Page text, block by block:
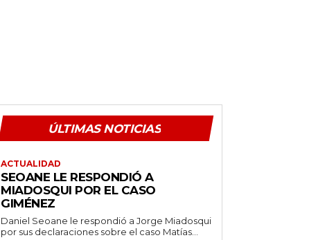
ÚLTIMAS NOTICIAS
ACTUALIDAD
SEOANE LE RESPONDIÓ A
MIADOSQUI POR EL CASO
GIMÉNEZ
Daniel Seoane le respondió a Jorge Miadosqui
por sus declaraciones sobre el caso Matías...